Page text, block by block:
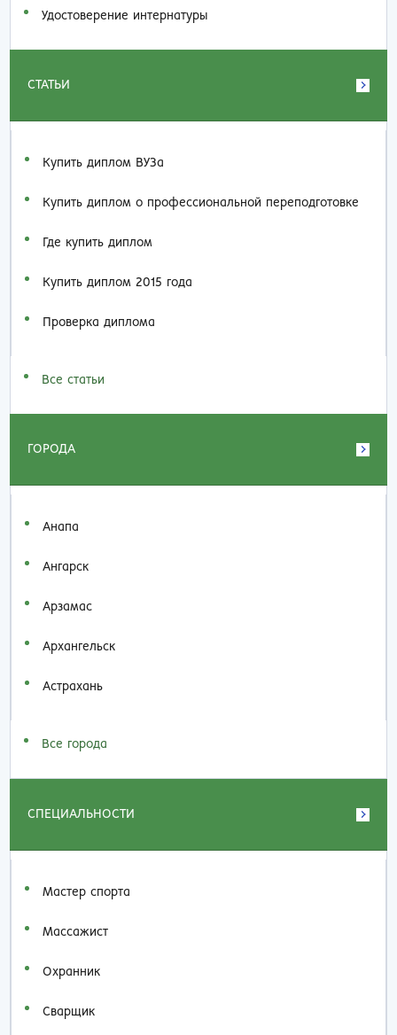
Удостоверение интернатуры
СТАТЬИ
Купить диплом ВУЗа
Купить диплом о профессиональной переподготовке
Где купить диплом
Купить диплом 2015 года
Проверка диплома
Все статьи
ГОРОДА
Анапа
Ангарск
Арзамас
Архангельск
Астрахань
Все города
СПЕЦИАЛЬНОСТИ
Мастер спорта
Массажист
Охранник
Сварщик